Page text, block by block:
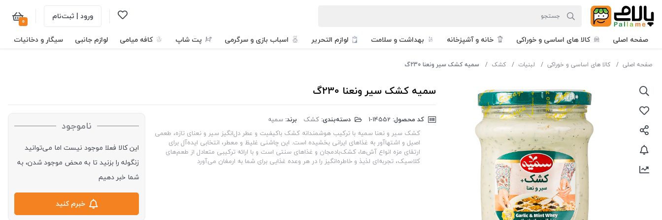
ورود | ثبت‌نام 0
صفحه اصلی کالا های اساسی و خوراکی خانه و آشپزخانه بهداشت و سلامت لوازم التحریر اسباب بازی و سرگرمی پت شاپ کافه میامی لوازم جانبی سیگار و دخانیات
صفحه اصلی کالا های اساسی و خوراکی لبنیات کشک سمیه کشک سیر ونعنا 230گ
سمیه کشک سیر ونعنا 230گ
کد محصول: دسته‌بندی: کشک برند: سمیه
کشک سیر و نعنا سمیه با ترکیب هوشمندانه کشک باکیفیت و عطر دل‌انگیز سیر و نعنای تازه، طعمی
اصیل و اشتهاآور به غذاهای ایرانی بخشیده است. این چاشنی غلیظ و معطر، انتخابی ایده‌آل برای
ارتقای مزه انواع آش‌ها، کشک‌بادمجان و غذاهای سنتی است و با ارائه ترکیبی متعادل از طعم‌های
کلاسیک، تجربه‌ای لذیذ و خاطره‌انگیز را در هر وعده غذایی برای شما به ارمغان می‌آورد
ناموجود
این کالا فعلا موجود نیست اما می‌توانید
زنگوله را بزنید تا به محض موجود شدن، به
شما خبر دهیم
خبرم کنید